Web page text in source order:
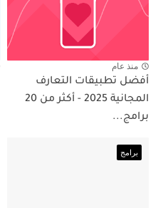
منذ عام
أفضل تطبيقات التعارف
المجانية 2025 - أكثر من 20
برامج...
برامج